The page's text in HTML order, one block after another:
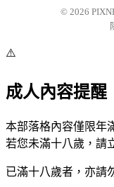
© 2026
⚠️
成人內容提醒
本部落格內容僅限年
若您未滿十八歲，請
已滿十八歲者，亦請